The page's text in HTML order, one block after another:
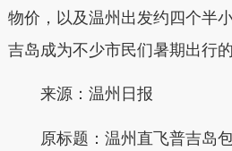
物价，以及温州出发约四个半
吉岛成为不少市民们暑期出行的
来源：温州日报
原标题： 温州直飞普吉岛